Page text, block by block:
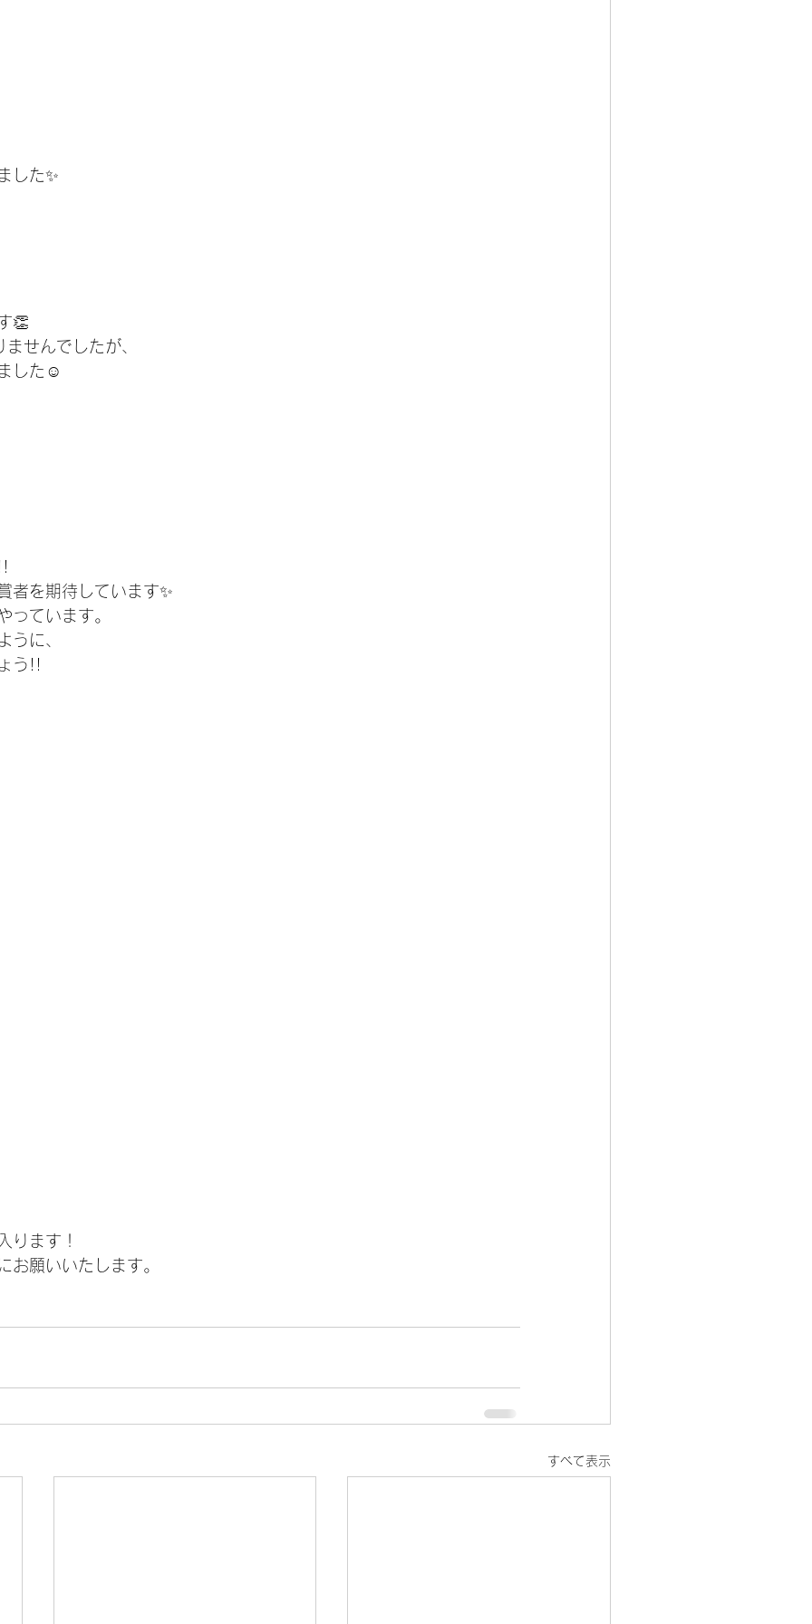
した✨
👏
せんでしたが、
した☺️
者を期待しています✨
っています。
うに、
う!!
ります！
お願いいたします。
すべて表示